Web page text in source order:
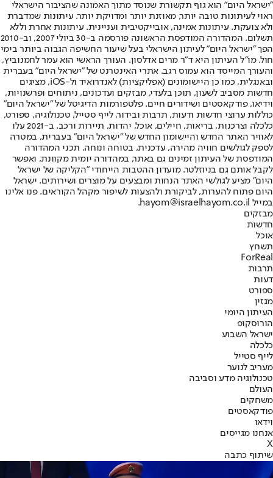
"ישראל היום" הוא גוף תקשורת שנוסד מתוך האמונה שהציבור הישראלי
ראוי לעיתונות טובה יותר, מאוזנת יותר ומדויקת יותר. עיתונות שמדברת
ולא צועקת. עיתונות אמינה, אובייקטיבית ועניינית. עיתונות אחרת וללא
תשלום. המהדורה המודפסת הראשונה פורסמה ב-30 ביולי 2007, וב-2010
הפך "ישראל היום" לעיתון הישראלי בעל שיעור החשיפה הגבוה ביותר בימי
חול. מו"ל העיתון היא ד"ר מרים אדלסון. העורך הראשי הוא עמר לחמנוביץ,
והעורך המייסד הוא עמוס רגב. אתרי האינטרנט של "ישראל היום" בעברית
ובאנגלית, כמו כן היישומונים (אפליקציות) לאנדרואיד ול-iOS, מציגים
חדשות מסביב לשעון, תוכן בלעדי, מבזקים ועדכונים, ניתוחים ופרשנויות,
וידיאו, פודקאסטים ושידורים חיים. פלטפורמות הדיגיטל של "ישראל היום"
כוללות ערוצי חדשות ודעות, תרבות ובידור, לייף סטייל, טכנולוגיה, ספורט,
כלכלה וצרכנות, בריאות, חיילים, אוכל, יהדות, תיירות ורכב. ב-2021 עלו
לאוויר האתר החדש והיישומון החדש של "ישראל היום" בעברית, במטרה
לספק לגולשים חוויה מהירה, עדכנית, בטוחה ונוחה. תכני המהדורה
המודפסת של העיתון זמינים גם באתר, במהדורה יומית מקוונת, ואפשר
לקבל אותם גם בניוזלטר. מועדון ההטבות הייחודי "הקליקה של ישראל
היום" מציע לגולשי האתר הנחות ומבצעים על מוצרים ושירותים. ישראל
היום פתוח להערות, לביקורת ולהצעות לשיפור מקהל הקוראים. פנו אלינו
במייל hayom@israelhayom.co.il.
מבזקים
חדשות
אוכל
תשחץ
ForReal
תרבות
דעות
ספורט
מגזין
העיתון היומי
הורוסקופ
ישראל השבוע
כלכלה
לייף סטייל
מעריב לנוער
טכנולוגיה מדע וסביבה
העולם
משחקים
פודקאסטים
וידאו
אנחנו מגייסים
X
שיתוף כתבה